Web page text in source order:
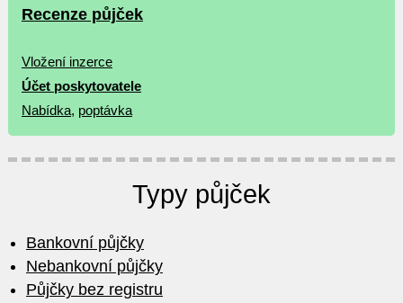
Recenze půjček
Vložení inzerce
Účet poskytovatele
Nabídka, poptávka
Typy půjček
Bankovní půjčky
Nebankovní půjčky
Půjčky bez registru